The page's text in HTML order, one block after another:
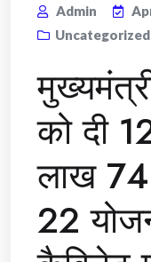
Admin
Uncategorized
को दी
लाख
22